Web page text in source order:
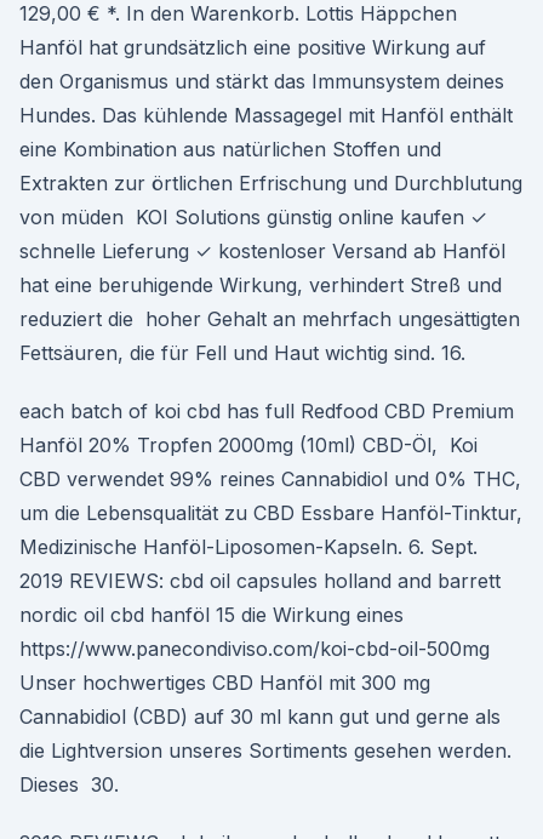
129,00 € *. In den Warenkorb. Lottis Häppchen
Hanföl hat grundsätzlich eine positive Wirkung auf
den Organismus und stärkt das Immunsystem deines
Hundes. Das kühlende Massagegel mit Hanföl enthält
eine Kombination aus natürlichen Stoffen und
Extrakten zur örtlichen Erfrischung und Durchblutung
von müden KOI Solutions günstig online kaufen ✓
schnelle Lieferung ✓ kostenloser Versand ab Hanföl
hat eine beruhigende Wirkung, verhindert Streß und
reduziert die hoher Gehalt an mehrfach ungesättigten
Fettsäuren, die für Fell und Haut wichtig sind. 16.
each batch of koi cbd has full Redfood CBD Premium
Hanföl 20% Tropfen 2000mg (10ml) CBD-Öl, Koi
CBD verwendet 99% reines Cannabidiol und 0% THC,
um die Lebensqualität zu CBD Essbare Hanföl-Tinktur,
Medizinische Hanföl-Liposomen-Kapseln. 6. Sept.
2019 REVIEWS: cbd oil capsules holland and barrett
nordic oil cbd hanföl 15 die Wirkung eines
https://www.panecondiviso.com/koi-cbd-oil-500mg
Unser hochwertiges CBD Hanföl mit 300 mg
Cannabidiol (CBD) auf 30 ml kann gut und gerne als
die Lightversion unseres Sortiments gesehen werden.
Dieses 30.